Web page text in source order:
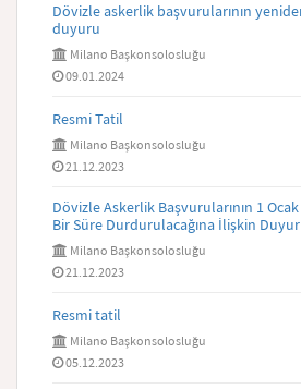
Dövizle askerlik başvurularının
duyuru
Milano Başkonsolosluğu
09.01.2024
Resmi Tatil
Milano Başkonsolosluğu
21.12.2023
Dövizle Askerlik Başvurularının 1
Bir Süre Durdurulacağına İlişkin
Milano Başkonsolosluğu
21.12.2023
Resmi tatil
Milano Başkonsolosluğu
05.12.2023